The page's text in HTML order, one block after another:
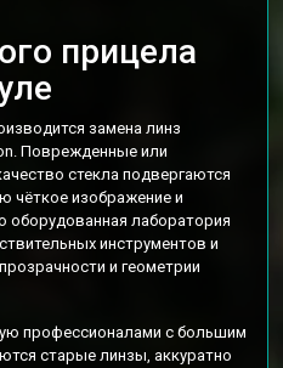
прицела
замена линз
Поврежденные или
стекла подвергаются
чёткое изображение и
оборудованная лаборатория
инструментов и
и геометрии
профессионалами с большим
старые линзы, аккуратно